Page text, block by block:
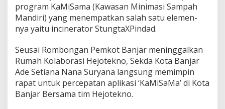
program KaMiSama (Kawasan Minimasi Sampah
Mandiri) yang menempatkan salah satu elemen-
nya yaitu incinerator StungtaXPindad.
Seusai Rombongan Pemkot Banjar meninggalkan
Rumah Kolaborasi Hejotekno, Sekda Kota Banjar
Ade Setiana Nana Suryana langsung memimpin
rapat untuk percepatan aplikasi ‘KaMiSaMa’ di Kota
Banjar Bersama tim Hejotekno.